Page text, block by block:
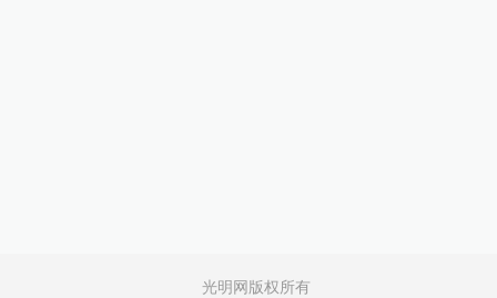
光明网版权所有